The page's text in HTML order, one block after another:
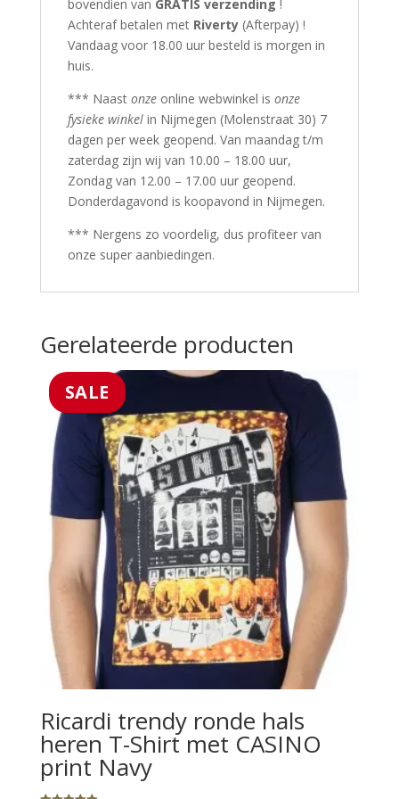
bovendien van GRATIS verzending !
Achteraf betalen met Riverty (Afterpay) !
Vandaag voor 18.00 uur besteld is morgen in
huis.
*** Naast onzeonline webwinkel is onze
fysieke winkelin Nijmegen (Molenstraat 30) 7
dagen per week geopend. Van maandag t/m
zaterdag zijn wij van 10.00 – 18.00 uur,
Zondag van 12.00 – 17.00 uur geopend.
Donderdagavond is koopavond in Nijmegen.
*** Nergens zo voordelig, dus profiteer van
onze super aanbiedingen.
Gerelateerde producten
SALE
Ricardi trendy ronde hals
heren T-Shirt met CASINO
print Navy